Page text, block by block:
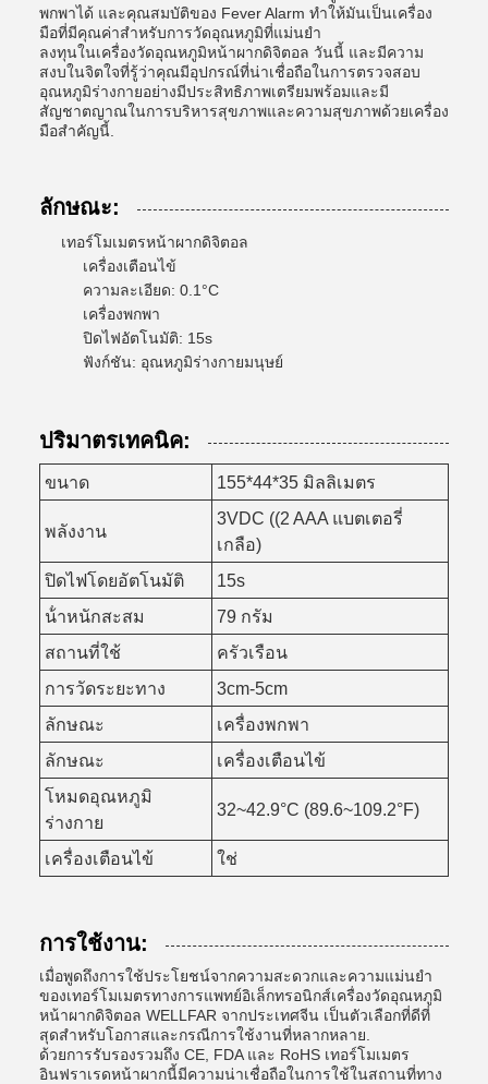
พกพาได้ และคุณสมบัติของ Fever Alarm ทําให้มันเป็นเครื่อง
มือที่มีคุณค่าสําหรับการวัดอุณหภูมิที่แม่นยํา
ลงทุนในเครื่องวัดอุณหภูมิหน้าผากดิจิตอล วันนี้ และมีความ
สงบในจิตใจที่รู้ว่าคุณมีอุปกรณ์ที่น่าเชื่อถือในการตรวจสอบ
อุณหภูมิร่างกายอย่างมีประสิทธิภาพเตรียมพร้อมและมี
สัญชาตญาณในการบริหารสุขภาพและความสุขภาพด้วยเครื่อง
มือสําคัญนี้.
ลักษณะ:
เทอร์โมเมตรหน้าผากดิจิตอล
เครื่องเตือนไข้
ความละเอียด: 0.1°C
เครื่องพกพา
ปิดไฟอัตโนมัติ: 15s
ฟังก์ชัน: อุณหภูมิร่างกายมนุษย์
ปริมาตรเทคนิค:
ขนาด 155*44*35 มิลลิเมตร
พลังงาน
3VDC ((2 AAA แบตเตอรี่
เกลือ)
ปิดไฟโดยอัตโนมัติ
15s
น้ําหนักสะสม
79 กรัม
สถานที่ใช้
ครัวเรือน
การวัดระยะทาง
3cm-5cm
ลักษณะ
เครื่องพกพา
ลักษณะ
เครื่องเตือนไข้
โหมดอุณหภูมิ
ร่างกาย
32~42.9°C (89.6~109.2°F)
เครื่องเตือนไข้ ใช่
การใช้งาน:
เมื่อพูดถึงการใช้ประโยชน์จากความสะดวกและความแม่นยํา
ของเทอร์โมเมตรทางการแพทย์อิเล็กทรอนิกส์เครื่องวัดอุณหภูมิ
หน้าผากดิจิตอล WELLFAR จากประเทศจีน เป็นตัวเลือกที่ดีที่
สุดสําหรับโอกาสและกรณีการใช้งานที่หลากหลาย.
ด้วยการรับรองรวมถึง CE, FDA และ RoHS เทอร์โมเมตร
อินฟราเรดหน้าผากนี้มีความน่าเชื่อถือในการใช้ในสถานที่ทาง